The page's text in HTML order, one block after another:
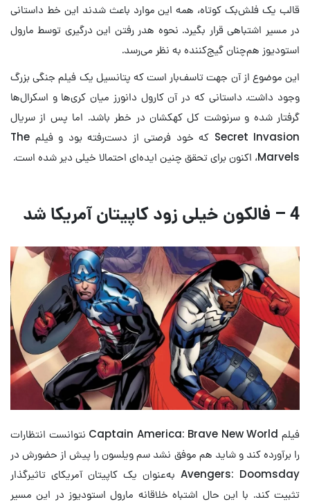
قالب یک فلش‌بک کوتاه، همه این‌ موارد باعث شدند این خط داستانی
در مسیر اشتباهی قرار بگیرد. نحوه هدر رفتن این درگیری توسط مارول
استودیوز هم‌چنان گیج‌کننده به نظر می‌رسد.
این موضوع از آن جهت تاسف‌بار است که پتانسیل یک فیلم جنگی بزرگ
وجود داشت. داستانی که در آن کارول دانورز میان کری‌ها و اسکرال‌ها
گرفتار شده و سرنوشت کل کهکشان در خطر باشد. اما پس از سریال
Secret Invasion که خود فرصتی از دست‌رفته بود و فیلم The
Marvels، اکنون برای تحقق چنین ایده‌ای احتمالا خیلی دیر شده است.
4 – فالکون خیلی زود کاپیتان آمریکا شد
فیلم Captain America: Brave New World نتوانست انتظارات
را برآورده کند و شاید هم موفق نشد سم ویلسون را پیش از حضورش در
Avengers: Doomsday به‌عنوان یک کاپیتان آمریکای تاثیرگذار
تثبیت کند. با این حال اشتباه خلاقانه مارول استودیوز در این مسیر